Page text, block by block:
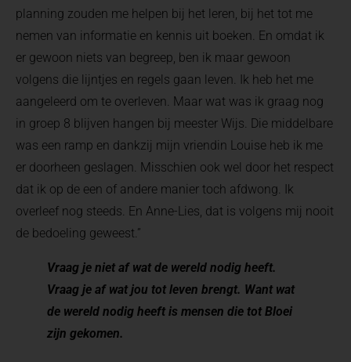
planning zouden me helpen bij het leren, bij het tot me
nemen van informatie en kennis uit boeken. En omdat ik
er gewoon niets van begreep, ben ik maar gewoon
volgens die lijntjes en regels gaan leven. Ik heb het me
aangeleerd om te overleven. Maar wat was ik graag nog
in groep 8 blijven hangen bij meester Wijs. Die middelbare
was een ramp en dankzij mijn vriendin Louise heb ik me
er doorheen geslagen. Misschien ook wel door het respect
dat ik op de een of andere manier toch afdwong. Ik
overleef nog steeds. En Anne-Lies, dat is volgens mij nooit
de bedoeling geweest.”
Vraag je niet af wat de wereld nodig heeft.
Vraag je af wat jou tot leven brengt. Want wat
de wereld nodig heeft is mensen die tot Bloei
zijn gekomen.